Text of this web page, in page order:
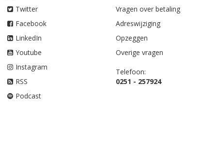
Twitter
Facebook
LinkedIn
Youtube
Instagram
RSS
Podcast
Vragen over betaling
Adreswijziging
Opzeggen
Overige vragen
Telefoon:
0251 - 257924